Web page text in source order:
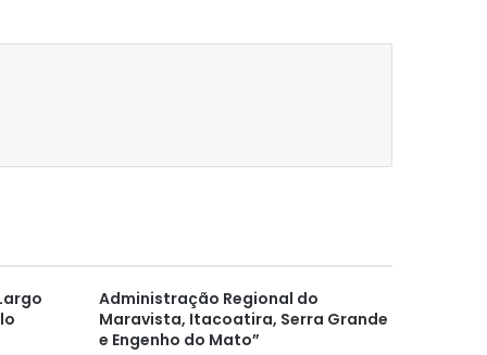
Administração Regional do
Maravista, Itacoatira, Serra Grande
e Engenho do Mato”